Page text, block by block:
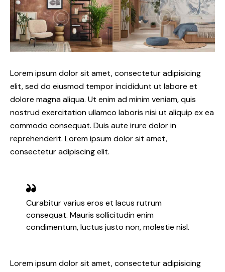
Lorem ipsum dolor sit amet, consectetur adipisicing
elit, sed do eiusmod tempor incididunt ut labore et
dolore magna aliqua. Ut enim ad minim veniam, quis
nostrud exercitation ullamco laboris nisi ut aliquip ex ea
commodo consequat. Duis aute irure dolor in
reprehenderit. Lorem ipsum dolor sit amet,
consectetur adipiscing elit.
Curabitur varius eros et lacus rutrum
consequat. Mauris sollicitudin enim
condimentum, luctus justo non, molestie nisl.
Lorem ipsum dolor sit amet, consectetur adipisicing